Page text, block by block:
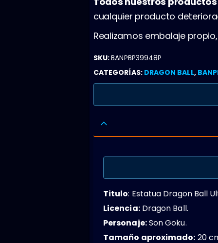
cualquier producto
Realizamos embalaje
SKU:BANPBP39948P
CATEGORÍAS: DRAGON BALL,
Titulo: Estatua Dragon Ball
Licencia:Dragon Ball.
Personaje:Son Goku.
Tamaño aproximado: 20